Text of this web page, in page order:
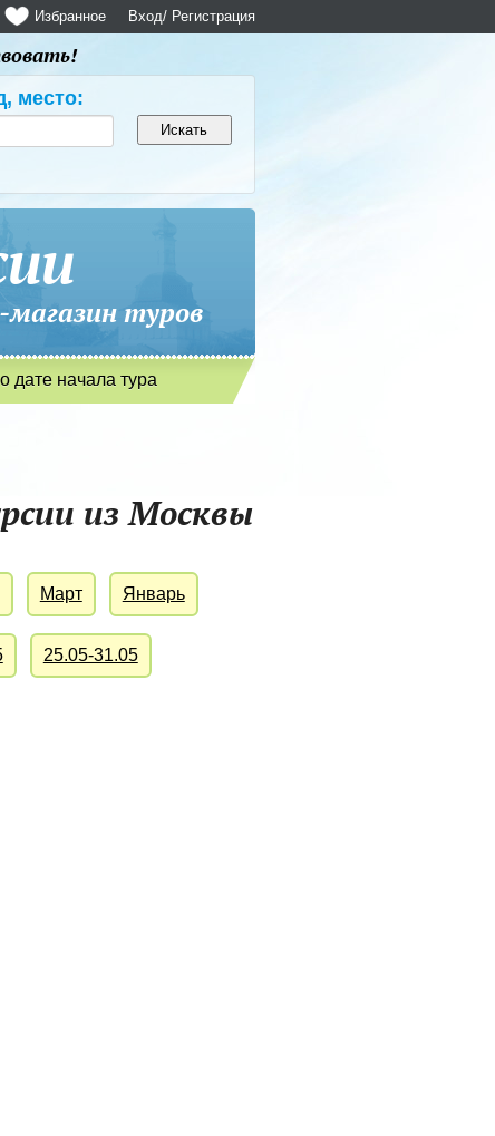
Вход/ Регистрация
Избранное
место:
туров
дате начала тура
из Москвы
Март Январь
25.05-31.05